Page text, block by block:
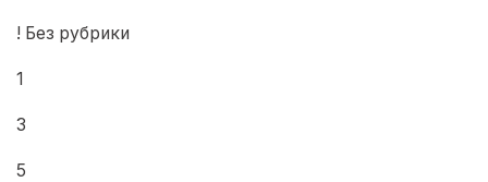
! Без рубрики
1
3
5